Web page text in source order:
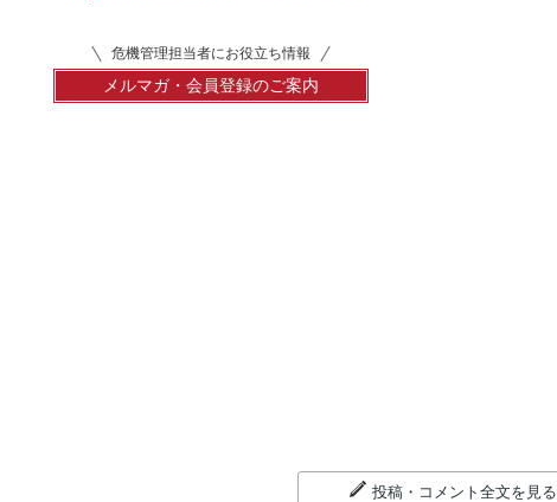
危機管理担当者にお役立ち情報
メルマガ・会員登録のご案内
投稿・コメント全文を見る